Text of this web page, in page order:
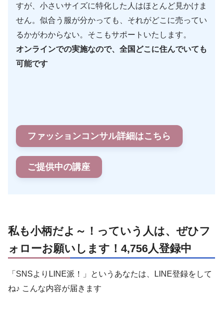
すが、小さいサイズに特化した人はほとんど見かけま
せん。似合う服が分かっても、それがどこに売ってい
るかがわからない。そこもサポートいたします。
オンラインでの実施なので、全国どこに住んでいても
可能です
ファッションコンサル詳細はこちら
ご提供中の講座
私も小柄だよ～！っていう人は、ぜひフ
ォローお願いします！4,756人登録中
「SNSよりLINE派！」というあなたは、LINE登録をして
ね♪ こんな内容が届きます